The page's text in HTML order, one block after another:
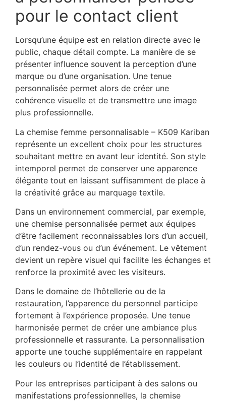
pour le contact client
Lorsqu’une équipe est en relation directe avec le
public, chaque détail compte. La manière de se
présenter influence souvent la perception d’une
marque ou d’une organisation. Une tenue
personnalisée permet alors de créer une
cohérence visuelle et de transmettre une image
plus professionnelle.
La chemise femme personnalisable – K509 Kariban
représente un excellent choix pour les structures
souhaitant mettre en avant leur identité. Son style
intemporel permet de conserver une apparence
élégante tout en laissant suffisamment de place à
la créativité grâce au marquage textile.
Dans un environnement commercial, par exemple,
une chemise personnalisée permet aux équipes
d’être facilement reconnaissables lors d’un accueil,
d’un rendez-vous ou d’un événement. Le vêtement
devient un repère visuel qui facilite les échanges et
renforce la proximité avec les visiteurs.
Dans le domaine de l’hôtellerie ou de la
restauration, l’apparence du personnel participe
fortement à l’expérience proposée. Une tenue
harmonisée permet de créer une ambiance plus
professionnelle et rassurante. La personnalisation
apporte une touche supplémentaire en rappelant
les couleurs ou l’identité de l’établissement.
Pour les entreprises participant à des salons ou
manifestations professionnelles, la chemise